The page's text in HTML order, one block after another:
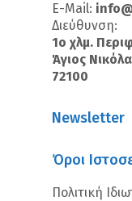
E-Mail:
Διεύθυνση:
1ο χλμ.
Άγιος
72100
Newsletter
Όροι
Πολιτική